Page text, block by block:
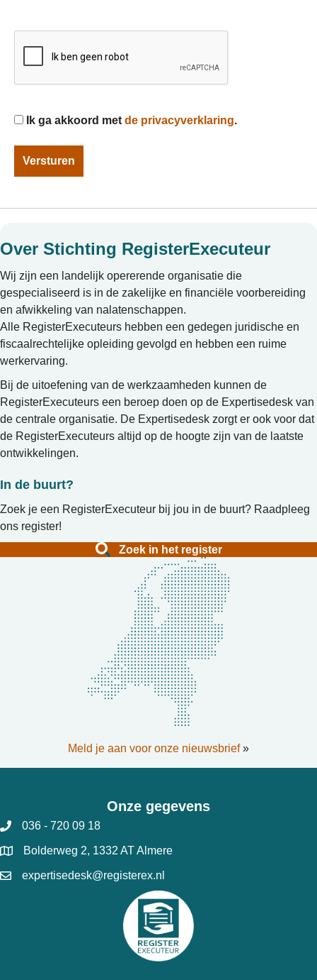
Instemming
Ik ga akkoord met de privacyverklaring.
Over Stichting RegisterExecuteur
Wij zijn een landelijk opererende organisatie die
gespecialiseerd is in de zakelijke en financiële voorbereiding
en afwikkeling van nalatenschappen.
Alle RegisterExecuteurs hebben een gedegen juridische en
fiscaalrechtelijke opleiding gevolgd en hebben een ruime
werkervaring.
Bij de uitoefening van de werkzaamheden kunnen de
RegisterExecuteurs een beroep doen op de Expertisedesk van
de centrale organisatie. De Expertisedesk zorgt er ook voor dat
de RegisterExecuteurs altijd op de hoogte zijn van de laatste
ontwikkelingen.
In de buurt?
Zoek je een RegisterExecuteur bij jou in de buurt? Raadpleeg
ons register!
Zoek in het register
Meld je aan voor onze nieuwsbrief»
Onze gegevens
036 - 720 09 18
Bolderweg 2, 1332 AT Almere
expertisedesk@registerex.nl